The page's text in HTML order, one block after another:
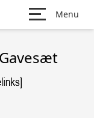
Menu